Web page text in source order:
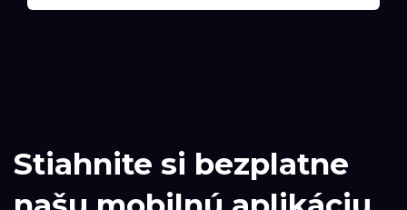
Stiahnite si bezplatne